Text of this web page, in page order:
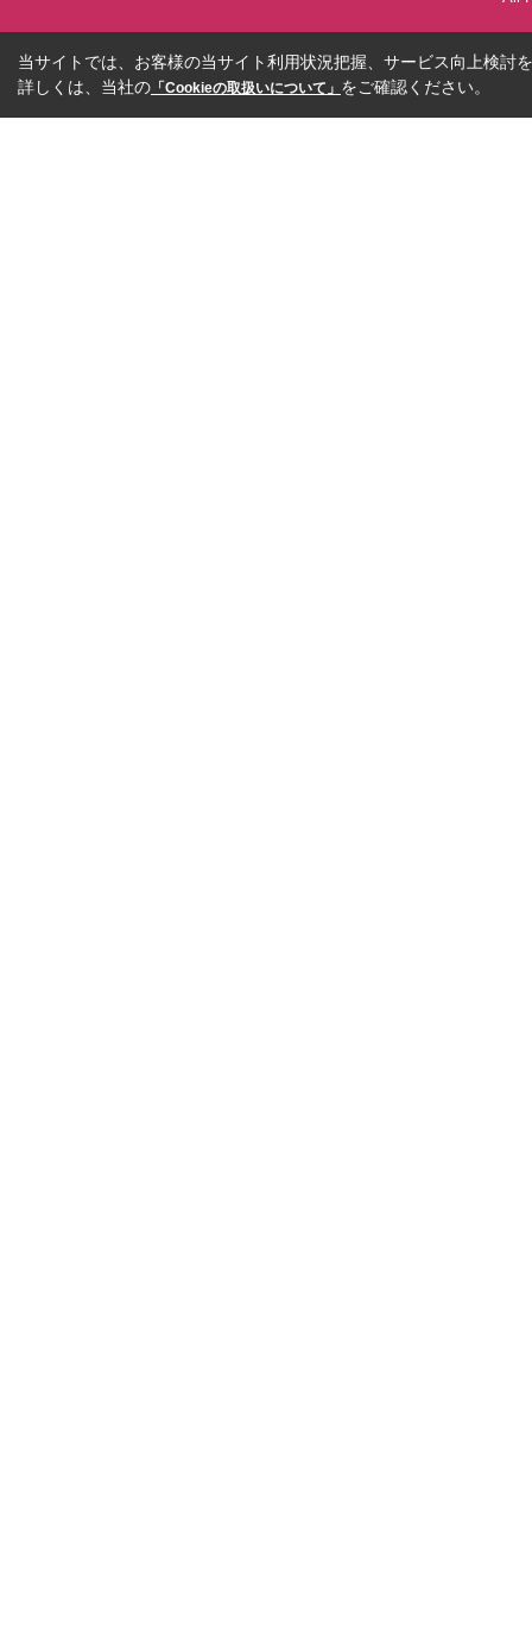
当サイトでは、お客様の当サイト利用状況把握、サービス向上検討
詳しくは、当社の 「Cookieの取扱いについて」 をご確認ください。